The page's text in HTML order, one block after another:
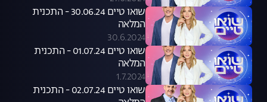
שואו טיים 30.06.24 - התכנית
המלאה
30.6.2024
שואו טיים 01.07.24 - התכנית
המלאה
1.7.2024
שואו טיים 02.07.24 - התכנית